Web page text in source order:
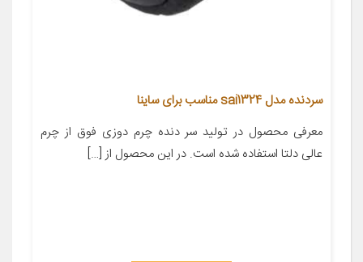
سردنده مدل sai1324 مناسب برای ساینا
معرفی محصول در تولید سر دنده چرم دوزی فوق از چرم
عالی دلتا استفاده شده است. در این محصول از […]